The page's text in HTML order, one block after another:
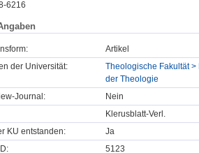
6216
Artikel
der Universität:
Theologische Fakultät
der Theologie
Journal:
Nein
Klerusblatt-Verl.
KU entstanden:
Ja
5123